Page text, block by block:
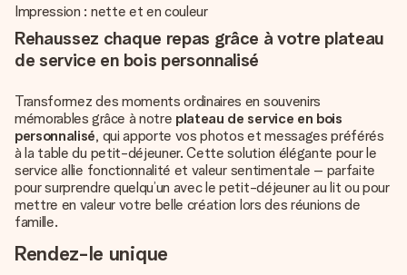
Impression : nette et en couleur
Rehaussez chaque repas grâce à votre plateau
de service en bois personnalisé
Transformez des moments ordinaires en souvenirs
mémorables grâce à notre plateau de service en bois
personnalisé, qui apporte vos photos et messages préférés
à la table du petit-déjeuner. Cette solution élégante pour le
service allie fonctionnalité et valeur sentimentale – parfaite
pour surprendre quelqu’un avec le petit-déjeuner au lit ou pour
mettre en valeur votre belle création lors des réunions de
famille.
Rendez-le unique